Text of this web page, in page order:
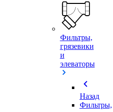
Фильтры,
грязевики
и
элеваторы
chevron_left
Назад
Фильтры,